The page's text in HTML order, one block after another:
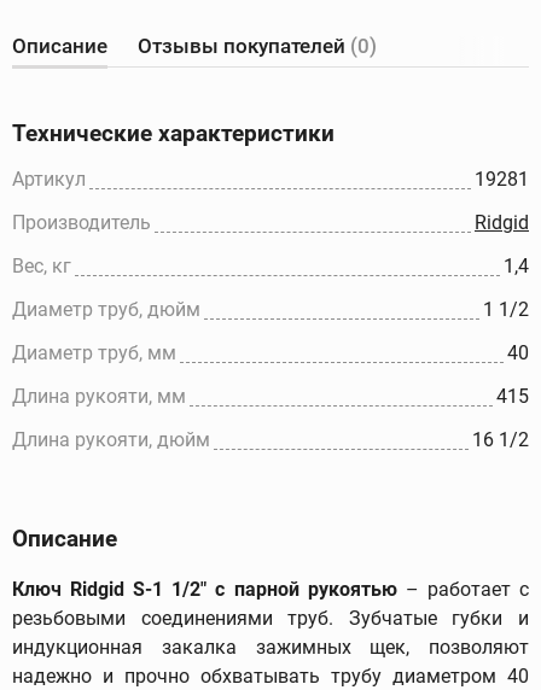
Описание Отзывы покупателей (0)
Технические характеристики
Артикул
19281
Производитель
Ridgid
Вес, кг
1,4
Диаметр труб, дюйм
1 1/2
Диаметр труб, мм
40
Длина рукояти, мм
415
Длина рукояти, дюйм
16 1/2
Описание
Ключ Ridgid S-1 1/2" с парной рукоятью– работает с
резьбовыми соединениями труб. Зубчатые губки и
индукционная закалка зажимных щек, позволяют
надежно и прочно обхватывать трубу диаметром 40